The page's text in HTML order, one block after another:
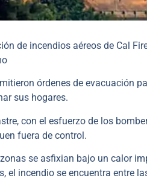
de incendios aéreos de Cal
órdenes de evacuación
sus hogares.
con el esfuerzo de los
fuera de control.
se asfixian bajo un calor
el incendio se encuentra entre